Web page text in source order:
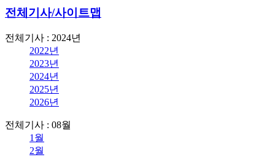
전체기사/사이트맵
전체기사 : 2024년
2022년
2023년
2024년
2025년
2026년
전체기사 : 08월
1월
2월